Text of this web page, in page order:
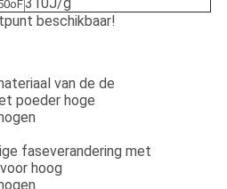
310J/g
beschikbaar!
van de de
poeder hoge
faseverandering met
hoog